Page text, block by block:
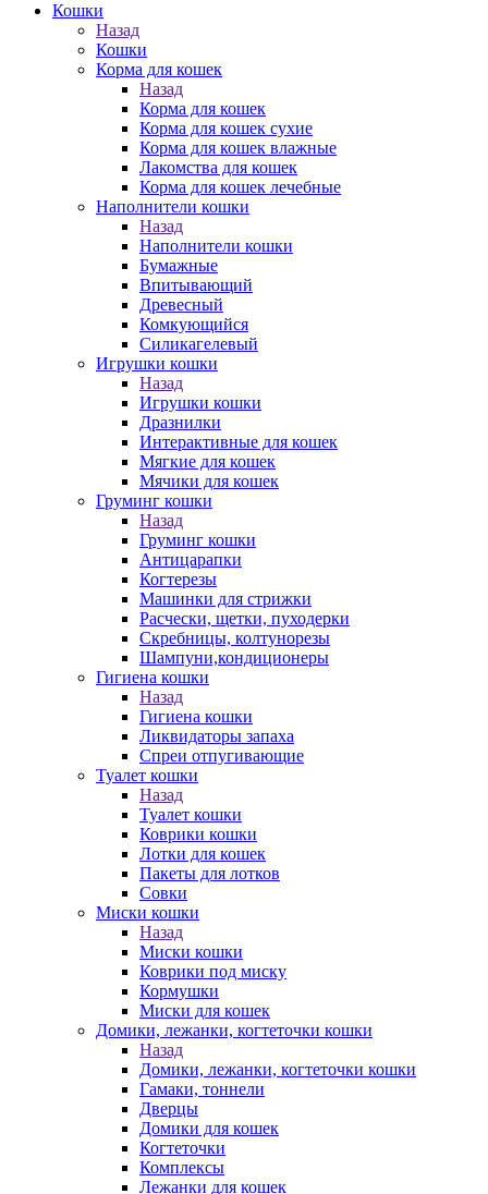
Кошки
Назад
Кошки
Корма для кошек
Назад
Корма для кошек
Корма для кошек сухие
Корма для кошек влажные
Лакомства для кошек
Корма для кошек лечебные
Наполнители кошки
Назад
Наполнители кошки
Бумажные
Впитывающий
Древесный
Комкующийся
Силикагелевый
Игрушки кошки
Назад
Игрушки кошки
Дразнилки
Интерактивные для кошек
Мягкие для кошек
Мячики для кошек
Груминг кошки
Назад
Груминг кошки
Антицарапки
Когтерезы
Машинки для стрижки
Расчески, щетки, пуходерки
Скребницы, колтунорезы
Шампуни,кондиционеры
Гигиена кошки
Назад
Гигиена кошки
Ликвидаторы запаха
Спреи отпугивающие
Туалет кошки
Назад
Туалет кошки
Коврики кошки
Лотки для кошек
Пакеты для лотков
Совки
Миски кошки
Назад
Миски кошки
Коврики под миску
Кормушки
Миски для кошек
Домики, лежанки, когтеточки кошки
Назад
Домики, лежанки, когтеточки кошки
Гамаки, тоннели
Дверцы
Домики для кошек
Когтеточки
Комплексы
Лежанки для кошек